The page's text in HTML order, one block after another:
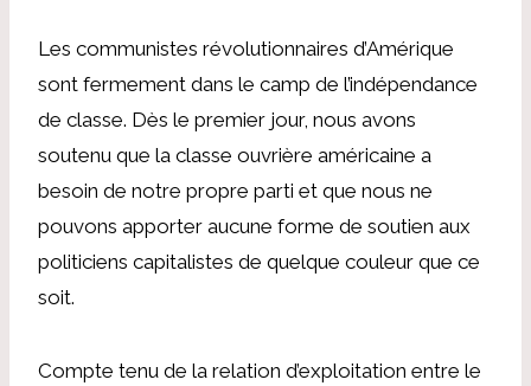
Les communistes révolutionnaires d’Amérique
sont fermement dans le camp de l’indépendance
de classe. Dès le premier jour, nous avons
soutenu que la classe ouvrière américaine a
besoin de notre propre parti et que nous ne
pouvons apporter aucune forme de soutien aux
politiciens capitalistes de quelque couleur que ce
soit.
Compte tenu de la relation d’exploitation entre le